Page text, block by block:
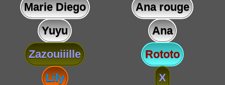
Marie Diego
Ana rouge
Yuyu
Ana
Zazouiiille
Rototo
Lily
X